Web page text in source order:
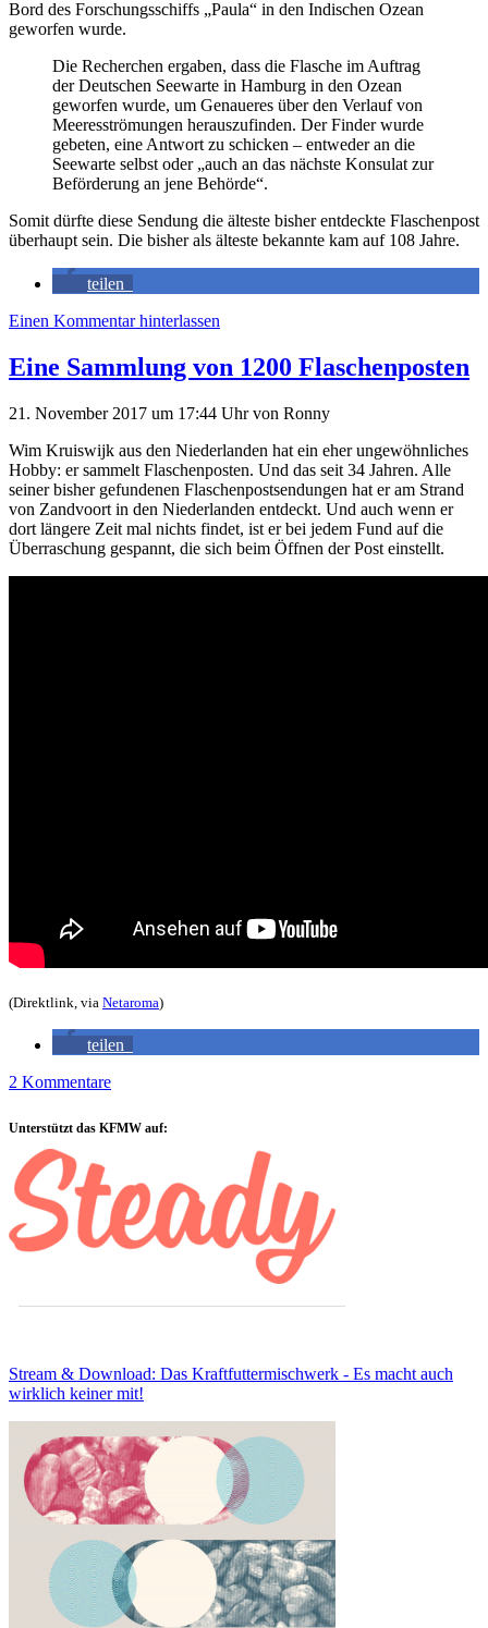
Bord des Forschungsschiffs „Paula“ in den Indischen Ozean
geworfen wurde.
Die Recherchen ergaben, dass die Flasche im Auftrag
der Deutschen Seewarte in Hamburg in den Ozean
geworfen wurde, um Genaueres über den Verlauf von
Meeresströmungen herauszufinden. Der Finder wurde
gebeten, eine Antwort zu schicken – entweder an die
Seewarte selbst oder „auch an das nächste Konsulat zur
Beförderung an jene Behörde“.
Somit dürfte diese Sendung die älteste bisher entdeckte Flaschenpost
überhaupt sein. Die bisher als älteste bekannte kam auf 108 Jahre.
teilen
Einen Kommentar hinterlassen
Eine Sammlung von 1200 Flaschenposten
21. November 2017 um 17:44 Uhrvon Ronny
Wim Kruiswijk aus den Niederlanden hat ein eher ungewöhnliches
Hobby: er sammelt Flaschenposten. Und das seit 34 Jahren. Alle
seiner bisher gefundenen Flaschenpostsendungen hat er am Strand
von Zandvoort in den Niederlanden entdeckt. Und auch wenn er
dort längere Zeit mal nichts findet, ist er bei jedem Fund auf die
Überraschung gespannt, die sich beim Öffnen der Post einstellt.
(Direktlink, via Netaroma)
teilen
2 Kommentare
Sidebar
Unterstützt das KFMW auf:
Stream & Download: Das Kraftfuttermischwerk - Es macht auch
wirklich keiner mit!